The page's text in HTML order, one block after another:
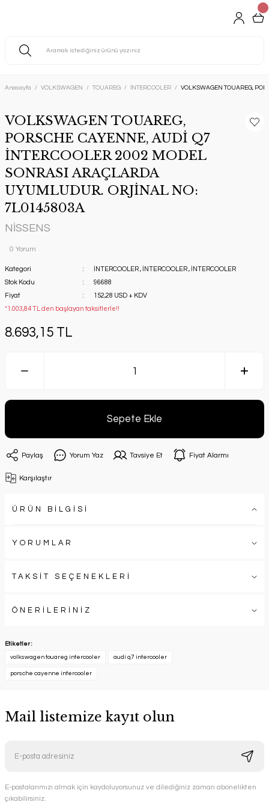
Anasayfa VOLKSWAGEN TOUAREG İNTERCOOLER VOLKSWAGEN TOUAREG,
VOLKSWAGEN TOUAREG,
PORSCHE CAYENNE, AUDİ Q7
İNTERCOOLER 2002 MODEL
SONRASI ARAÇLARDA
UYUMLUDUR. ORJİNAL NO:
7L0145803A
NİSSENS
0 Yorum
Kategori İNTERCOOLER , İNTERCOOLER , İNTERCOOLER
Stok Kodu
96688
Fiyat
152,28 USD + KDV
*1.003,84 TL den başlayan taksitlerle!!
8.693,15 TL
Sepete Ekle
Paylaş Yorum Yaz Tavsiye Et Fiyat Alarmı
Karşılaştır
ÜRÜN BİLGİSİ
YORUMLAR
TAKSİT SEÇENEKLERİ
ÖNERİLERİNİZ
Etiketler :
volkswagen touareg intercooler audi q7 intercooler
porsche cayenne intercooler
Mail listemize kayıt olun
E-postalarımızı almak için kaydoluyorsunuz ve dilediğiniz zaman abonelikten
çıkabilirsiniz.